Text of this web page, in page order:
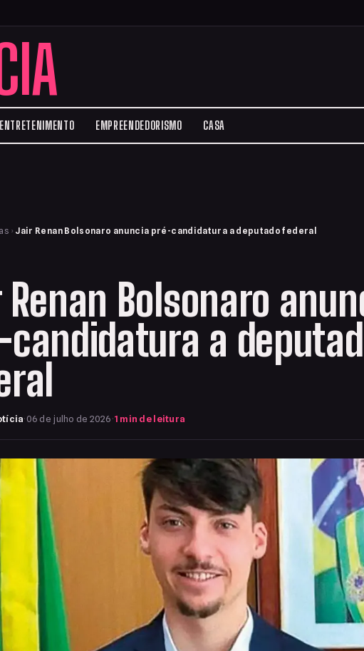
ENTRETENIMENTO EMPREENDEDORISMO CASA
› Jair Renan Bolsonaro anuncia pré-candidatura a deputado federal
Bolsonaro
a
·06 de julho de 2026·1 min de leitura